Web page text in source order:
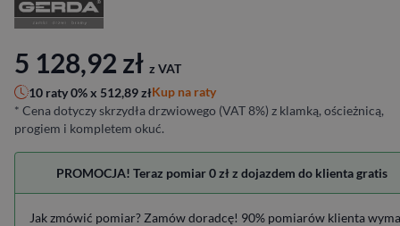
5 128,92 zł z VAT
10 raty 0% x 512,89złKup na raty
* Cena dotyczy skrzydła drzwiowego (VAT 8%) z klamką, ościeżnicą,
progiem i kompletem okuć.
PROMOCJA! Teraz pomiar 0 zł z dojazdem do klienta gratis
Jak zmówić pomiar? Zamów doradcę! 90% pomiarów klienta